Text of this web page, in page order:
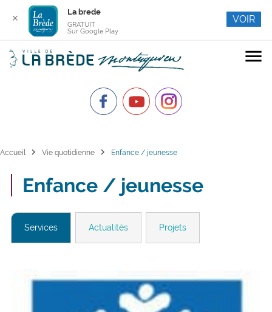
menu
Accueil chevron_right Vie quotidienne chevron_right Enfance / jeunesse
Enfance / jeunesse
Services Actualités Projets
✕
La brede
GRATUIT
Sur Google Play
VOIR